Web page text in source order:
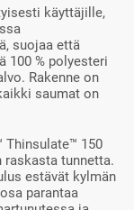
käyttäjille,
suojaa että
100 % polyesteri
Rakenne on
saumat on
Thinsulate™ 150
tunnetta.
estävät kylmän
parantaa